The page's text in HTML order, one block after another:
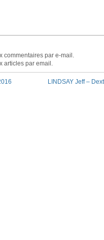
commentaires par e-mail.
articles par email.
LINDSAY Jeff –